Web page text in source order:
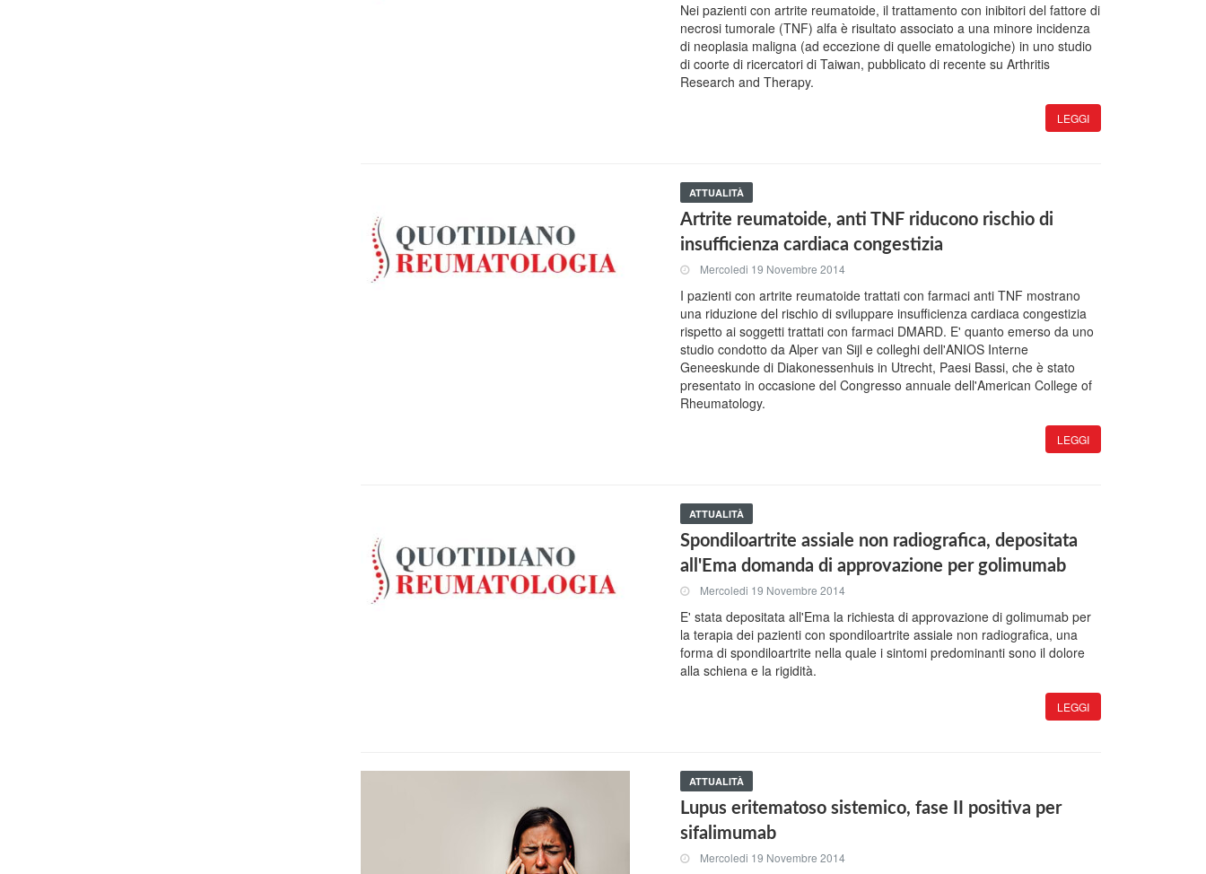
Nei pazienti con artrite reumatoide, il trattamento con inibitori del fattore di
necrosi tumorale (TNF) alfa è risultato associato a una minore incidenza
di neoplasia maligna (ad eccezione di quelle ematologiche) in uno studio
di coorte di ricercatori di Taiwan, pubblicato di recente su Arthritis
Research and Therapy.
LEGGI
ATTUALITÀ
Artrite reumatoide, anti TNF riducono rischio di
insufficienza cardiaca congestizia
Mercoledi 19 Novembre 2014
I pazienti con artrite reumatoide trattati con farmaci anti TNF mostrano
una riduzione del rischio di sviluppare insufficienza cardiaca congestizia
rispetto ai soggetti trattati con farmaci DMARD. E' quanto emerso da uno
studio condotto da Alper van Sijl e colleghi dell'ANIOS Interne
Geneeskunde di Diakonessenhuis in Utrecht, Paesi Bassi, che è stato
presentato in occasione del Congresso annuale dell'American College of
Rheumatology.
LEGGI
ATTUALITÀ
Spondiloartrite assiale non radiografica, depositata
all'Ema domanda di approvazione per golimumab
Mercoledi 19 Novembre 2014
E' stata depositata all'Ema la richiesta di approvazione di golimumab per
la terapia dei pazienti con spondiloartrite assiale non radiografica, una
forma di spondiloartrite nella quale i sintomi predominanti sono il dolore
alla schiena e la rigidità.
LEGGI
ATTUALITÀ
Lupus eritematoso sistemico, fase II positiva per
sifalimumab
Mercoledi 19 Novembre 2014